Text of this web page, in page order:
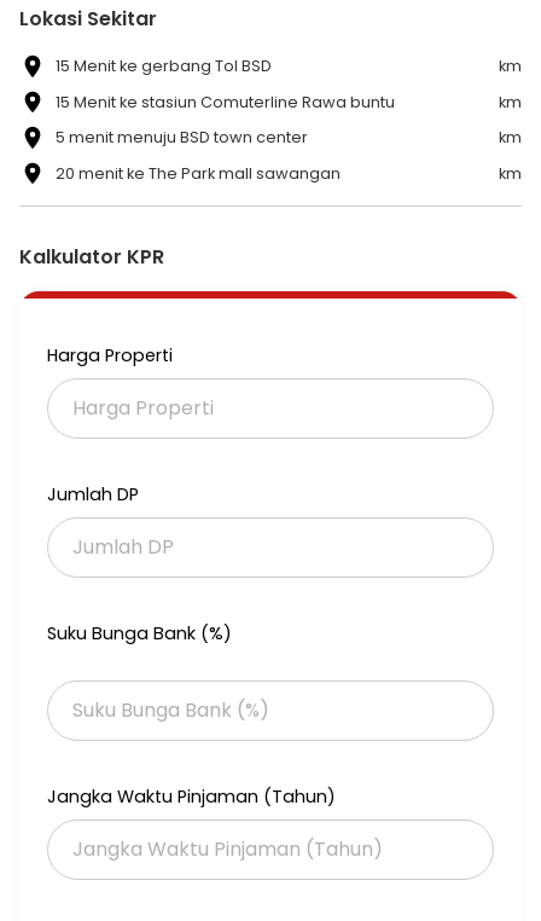
Lokasi Sekitar
15 Menit ke gerbang Tol BSD
km
15 Menit ke stasiun Comuterline Rawa buntu
km
5 menit menuju BSD town center
km
20 menit ke The Park mall sawangan
km
Kalkulator KPR
Harga Properti
Jumlah DP
Suku Bunga Bank (%)
Jangka Waktu Pinjaman (Tahun)